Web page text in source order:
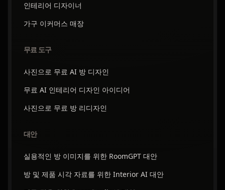
인테리어 디자이너
가구 이커머스 매장
무료 도구
사진으로 무료 AI 방 디자인
무료 AI 인테리어 디자인 아이디어
사진으로 무료 방 리디자인
대안
실용적인 방 이미지를 위한 RoomGPT 대안
방 및 제품 시각 자료를 위한 Interior AI 대안